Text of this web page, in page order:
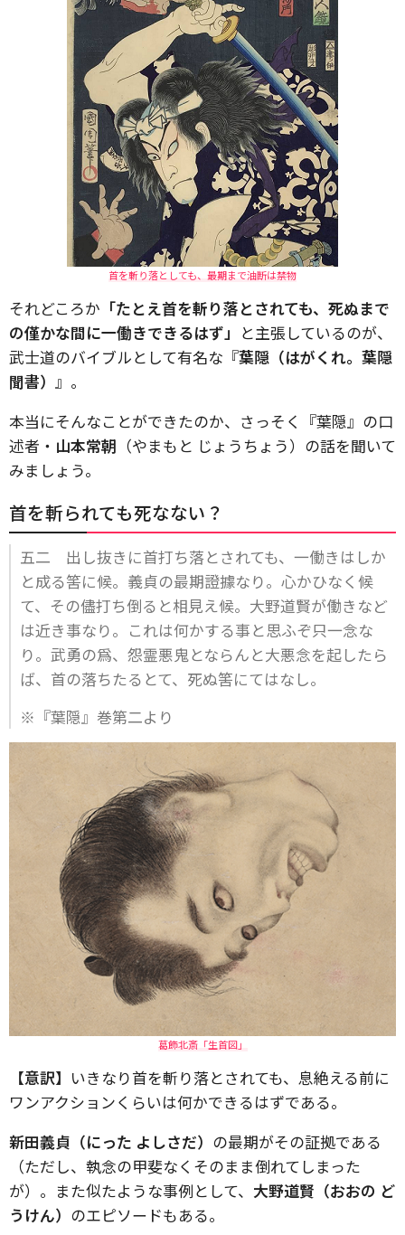
首を斬り落としても、最期まで油断は禁物
それどころか 「たとえ首を斬り落とされても、死ぬまで
の僅かな間に一働きできるはず」 と主張しているのが、
武士道のバイブルとして有名な『葉隠（はがくれ。葉隠
聞書） 』。
本当にそんなことができたのか、さっそく『葉隠』の口
述者・ 山本常朝 （やまもと じょうちょう）の話を聞いて
みましょう。
首を斬られても死なない？
五二 出し抜きに首打ち落とされても、一働きはしか
と成る筈に候。義貞の最期證據なり。心かひなく候
て、その儘打ち倒ると相見え候。大野道賢が働きなど
は近き事なり。これは何かする事と思ふぞ只一念な
り。武勇の爲、怨霊悪鬼とならんと大悪念を起したら
ば、首の落ちたるとて、死ぬ筈にてはなし。
※『葉隠』巻第二より
葛飾北斎「生首図」
【意訳】 いきなり首を斬り落とされても、息絶える前に
ワンアクションくらいは何かできるはずである。
新田義貞（にった よしさだ） の最期がその証拠である
（ただし、執念の甲斐なくそのまま倒れてしまった
が）。また似たような事例として、 大野道賢（おおの ど
うけん） のエピソードもある。